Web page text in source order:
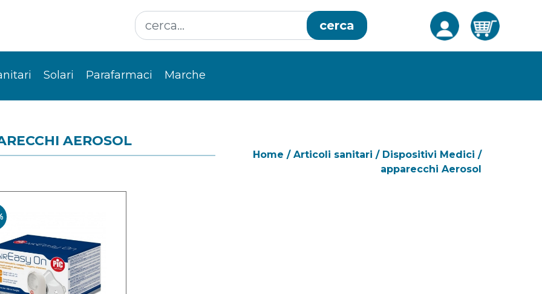
cerca
Solari Parafarmaci Marche
AEROSOL
Home / Articoli sanitari / Dispositivi Medici /
apparecchi Aerosol